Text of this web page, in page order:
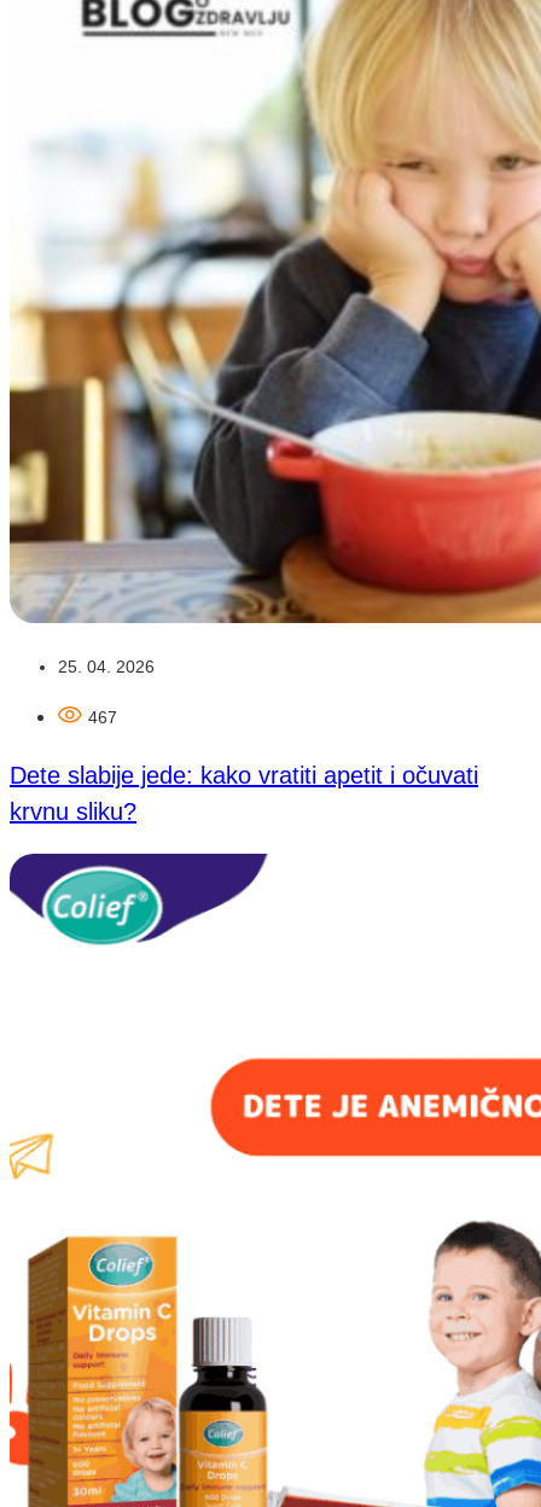
25. 04. 2026
467
Dete slabije jede: kako vratiti apetit i očuvati
krvnu sliku?